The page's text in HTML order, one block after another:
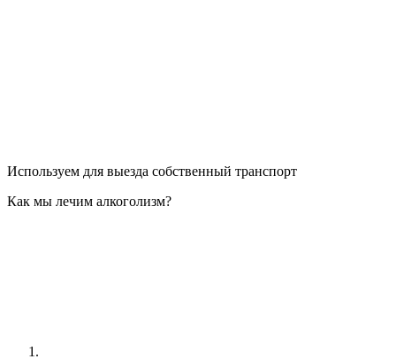
Используем для выезда собственный транспорт
Как мы лечим алкоголизм?